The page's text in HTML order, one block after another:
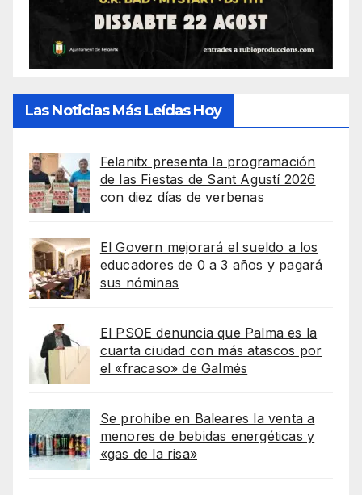
Las Noticias Más Leídas Hoy
Felanitx presenta la programación
de las Fiestas de Sant Agustí 2026
con diez días de verbenas
El Govern mejorará el sueldo a los
educadores de 0 a 3 años y pagará
sus nóminas
El PSOE denuncia que Palma es la
cuarta ciudad con más atascos por
el «fracaso» de Galmés
Se prohíbe en Baleares la venta a
menores de bebidas energéticas y
«gas de la risa»